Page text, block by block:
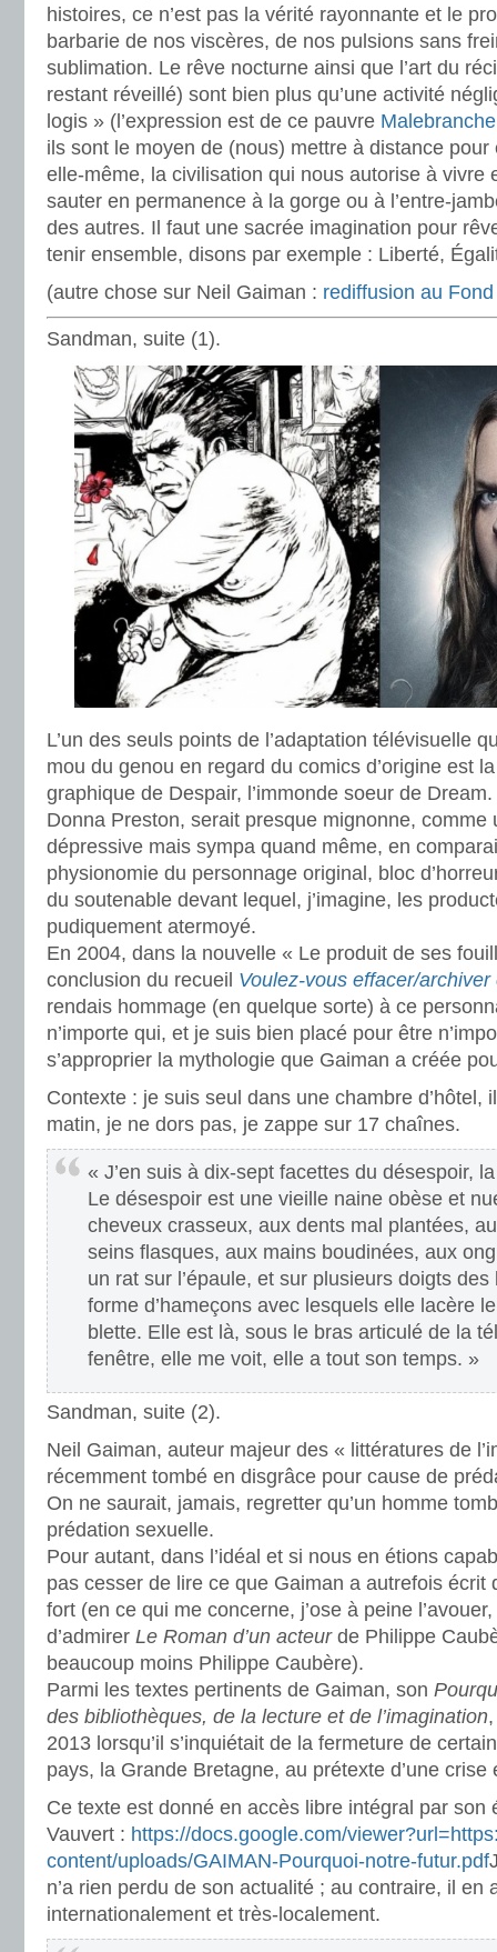
histoires, ce n’est pas la vérité rayonnante et le
barbarie de nos viscères, de nos pulsions sans
sublimation. Le rêve nocturne ainsi que l’art du
restant réveillé) sont bien plus qu’une activité
logis » (l’expression est de ce pauvre Malebranche
ils sont le moyen de (nous) mettre à distance
elle-même, la civilisation qui nous autorise à vivre
sauter en permanence à la gorge ou à l’entre-
des autres. Il faut une sacrée imagination pour
tenir ensemble, disons par exemple : Liberté,
(autre chose sur Neil Gaiman : rediffusion au
Sandman, suite (1).
L’un des seuls points de l’adaptation télévisuelle
mou du genou en regard du comics d’origine est
graphique de Despair, l’immonde soeur de Dream.
Donna Preston, serait presque mignonne, comme
dépressive mais sympa quand même, en
physionomie du personnage original, bloc
du soutenable devant lequel, j’imagine, les
pudiquement atermoyé.
En 2004, dans la nouvelle « Le produit de ses
conclusion du recueil Voulez-vous effacer/
rendais hommage (en quelque sorte) à ce
n’importe qui, et je suis bien placé pour être
s’approprier la mythologie que Gaiman a créée
Contexte : je suis seul dans une chambre d’hôtel,
matin, je ne dors pas, je zappe sur 17 chaînes.
« J’en suis à dix-sept facettes du désespoir,
Le désespoir est une vieille naine obèse et
cheveux crasseux, aux dents mal plantées,
seins flasques, aux mains boudinées, aux
un rat sur l’épaule, et sur plusieurs doigts
forme d’hameçons avec lesquels elle lacère
blette. Elle est là, sous le bras articulé de la
fenêtre, elle me voit, elle a tout son temps. »
Sandman, suite (2).
Neil Gaiman, auteur majeur des « littératures de
récemment tombé en disgrâce pour cause de
On ne saurait, jamais, regretter qu’un homme
prédation sexuelle.
Pour autant, dans l’idéal et si nous en étions
pas cesser de lire ce que Gaiman a autrefois écrit
fort (en ce qui me concerne, j’ose à peine
d’admirer Le Roman d’un acteurde Philippe
beaucoup moins Philippe Caubère).
Parmi les textes pertinents de Gaiman, son
des bibliothèques, de la lecture et de l’imagination
2013 lorsqu’il s’inquiétait de la fermeture de
pays, la Grande Bretagne, au prétexte d’une crise
Ce texte est donné en accès libre intégral par son
Vauvert : https://docs.google.com/
content/uploads/GAIMAN-Pourquoi-notre-futur.pdf
n’a rien perdu de son actualité ; au contraire, il en
internationalement et très-localement.